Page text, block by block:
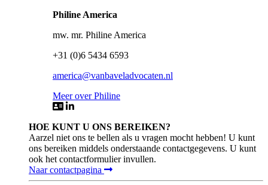
Philine America
mw. mr. Philine America
+31 (0)6 5434 6593
america@vanbaveladvocaten.nl
Meer over Philine
HOE KUNT U ONS BEREIKEN?
Aarzel niet ons te bellen als u vragen mocht hebben! U kunt
ons bereiken middels onderstaande contactgegevens. U kunt
ook het contactformulier invullen.
Naar contactpagina